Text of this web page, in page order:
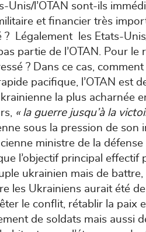
Unis/l’OTAN sont-ils
et financier très
Légalement les Etats-Unis/
partie de l’OTAN. Pour le
? Dans ce cas,
pacifique, l’OTAN est
la plus acharnée
« la guerre jusqu’à la
sous la pression de son
ministre de la
l’objectif principal effectif
ukrainien mais de
les Ukrainiens aurait été
le conflit, rétablir la paix
de soldats mais aussi